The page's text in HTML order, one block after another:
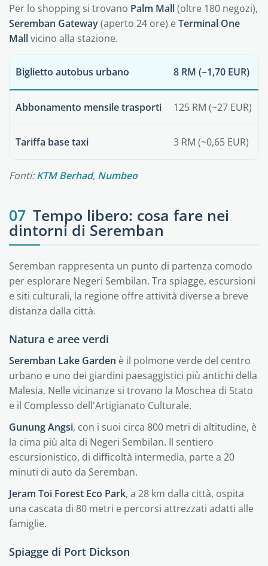
Per lo shopping si trovano Palm Mall(oltre 180 negozi),
Seremban Gateway(aperto 24 ore) eTerminal One
Mallvicino alla stazione.
Biglietto autobus urbano 8 RM (~1,70 EUR)
Abbonamento mensile trasporti 125 RM (~27 EUR)
Tariffa base taxi 3 RM (~0,65 EUR)
Fonti:KTM Berhad, Numbeo
07 Tempo libero: cosa fare nei
dintorni di Seremban
Seremban rappresenta un punto di partenza comodo
per esplorare Negeri Sembilan. Tra spiagge, escursioni
e siti culturali, la regione offre attività diverse a breve
distanza dalla città.
Natura e aree verdi
Seremban Lake Garden è il polmone verde del centro
urbano e uno dei giardini paesaggistici più antichi della
Malesia. Nelle vicinanze si trovano la Moschea di Stato
e il Complesso dell'Artigianato Culturale.
Gunung Angsi, con i suoi circa 800 metri di altitudine, è
la cima più alta di Negeri Sembilan. Il sentiero
escursionistico, di difficoltà intermedia, parte a 20
minuti di auto da Seremban.
Jeram Toi Forest Eco Park, a 28 km dalla città, ospita
una cascata di 80 metri e percorsi attrezzati adatti alle
famiglie.
Spiagge di Port Dickson